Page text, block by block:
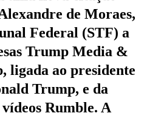
de Moraes,
Federal (STF) a
Trump Media &
ligada ao presidente
Trump, e da
Rumble. A